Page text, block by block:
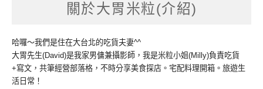
關於大胃米粒(介紹)
哈囉～我們是住在大台北的吃貨夫妻^^
大胃先生(David)是我家男傭兼攝影師，我是米粒小姐(Milly)負責吃貨
+寫文，共筆經營部落格，不時分享美食探店。宅配料理開箱。旅遊生
活日常！